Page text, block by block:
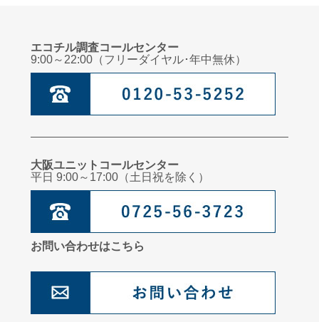
小児科医からのメッセージ：誤飲について
臨床心理士からのメッセージ：子どものこころを育てるためにこころの居場所を
管理栄養士からのメッセージ：食べ物の好き嫌い
よう！
エコチル調査コールセンター
9:00～22:00（フリーダイヤル･年中無休）
大阪ユニットコールセンター
平日 9:00～17:00（土日祝を除く）
お問い合わせはこちら